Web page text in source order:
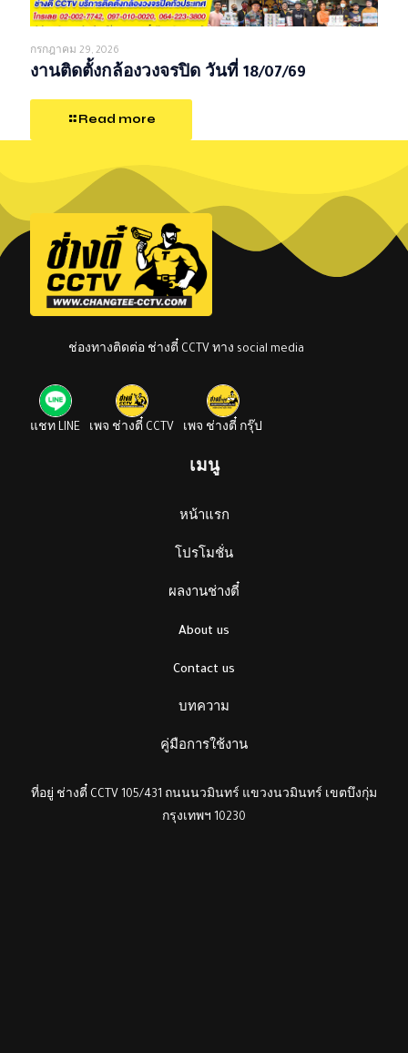
กรกฎาคม 29, 2026
งานติดตั้งกล้องวงจรปิด วันที่ 18/07/69
Read more
ช่องทางติดต่อ ช่างตี๋ CCTV ทาง social media
แชท LINE เพจ ช่างตี๋ CCTV เพจ ช่างตี๋ กรุ๊ป
เมนู
หน้าแรก
โปรโมชั่น
ผลงานช่างตี๋
About us
Contact us
บทความ
คู่มือการใช้งาน
ที่อยู่ ช่างตี๋ CCTV 105/431 ถนนนวมินทร์ แขวงนวมินทร์ เขตบึงกุ่ม
กรุงเทพฯ 10230